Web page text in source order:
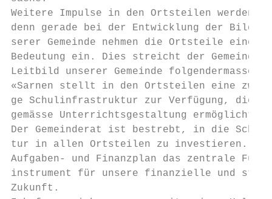
Weitere Impulse in den Ortsteilen
denn gerade bei der Entwicklung der
serer Gemeinde nehmen die Ortsteile eine
Bedeutung ein. Dies streicht der
Leitbild unserer Gemeinde
«Sarnen stellt in den Ortsteilen eine
ge Schulinfrastruktur zur Verfügung, die
gemässe Unterrichtsgestaltung
Der Gemeinderat ist bestrebt, in die
tur in allen Ortsteilen zu investieren.
Aufgaben- und Finanzplan das zentrale
instrument für unsere finanzielle und
Zukunft.